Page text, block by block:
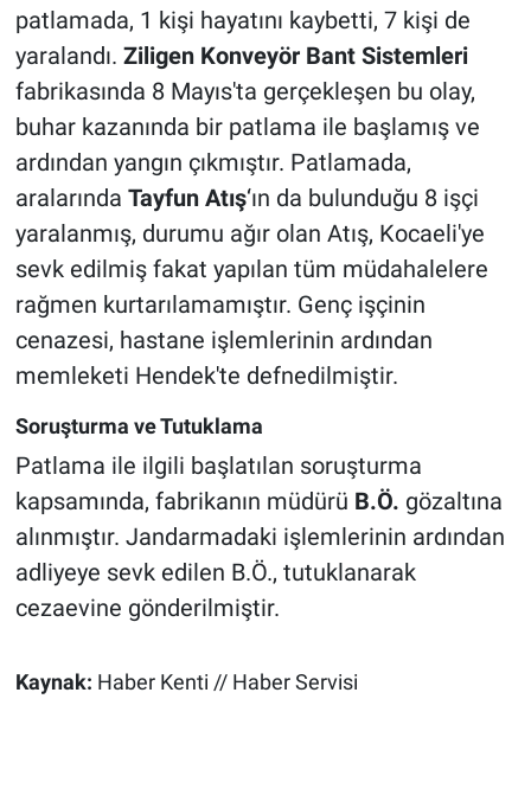
patlamada, 1 kişi hayatını kaybetti, 7 kişi de
yaralandı. Ziligen Konveyör Bant Sistemleri
fabrikasında 8 Mayıs'ta gerçekleşen bu olay,
buhar kazanında bir patlama ile başlamış ve
ardından yangın çıkmıştır. Patlamada,
aralarında Tayfun Atış‘ın da bulunduğu 8 işçi
yaralanmış, durumu ağır olan Atış, Kocaeli'ye
sevk edilmiş fakat yapılan tüm müdahalelere
rağmen kurtarılamamıştır. Genç işçinin
cenazesi, hastane işlemlerinin ardından
memleketi Hendek'te defnedilmiştir.
Soruşturma ve Tutuklama
Patlama ile ilgili başlatılan soruşturma
kapsamında, fabrikanın müdürü B.Ö. gözaltına
alınmıştır. Jandarmadaki işlemlerinin ardından
adliyeye sevk edilen B.Ö., tutuklanarak
cezaevine gönderilmiştir.
Kaynak: Haber Kenti // Haber Servisi